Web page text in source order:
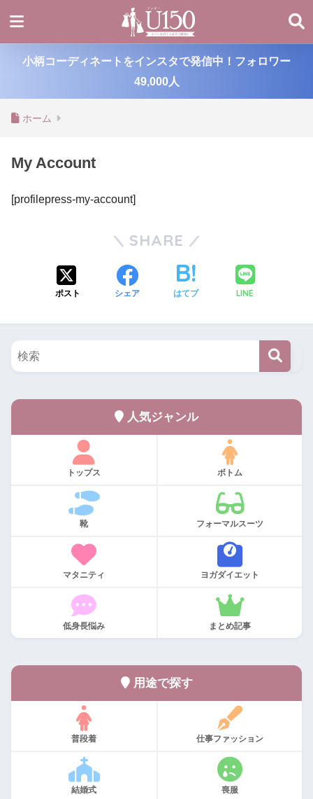
小柄コーディネートをインスタで発信中！フォロワー
49,000人
ホーム
My Account
[profilepress-my-account]
SHARE
ポスト シェア はてブ LINE
人気ジャンル
トップス ボトム
靴 フォーマルスーツ
マタニティ ヨガダイエット
低身長悩み まとめ記事
用途で探す
普段着 仕事ファッション
結婚式 喪服